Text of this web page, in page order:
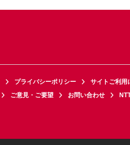
プライバシーポリシー サイトご利用
ご意見・ご要望 お問い合わせ